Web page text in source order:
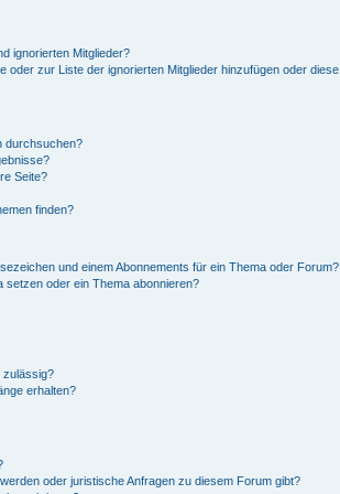
ignorierten Mitglieder?
oder zur Liste der ignorierten Mitglieder hinzufügen oder diese
durchsuchen?
Seite?
finden?
und einem Abonnements für ein Thema oder Forum?
setzen oder ein Thema abonnieren?
zulässig?
erhalten?
oder juristische Anfragen zu diesem Forum gibt?